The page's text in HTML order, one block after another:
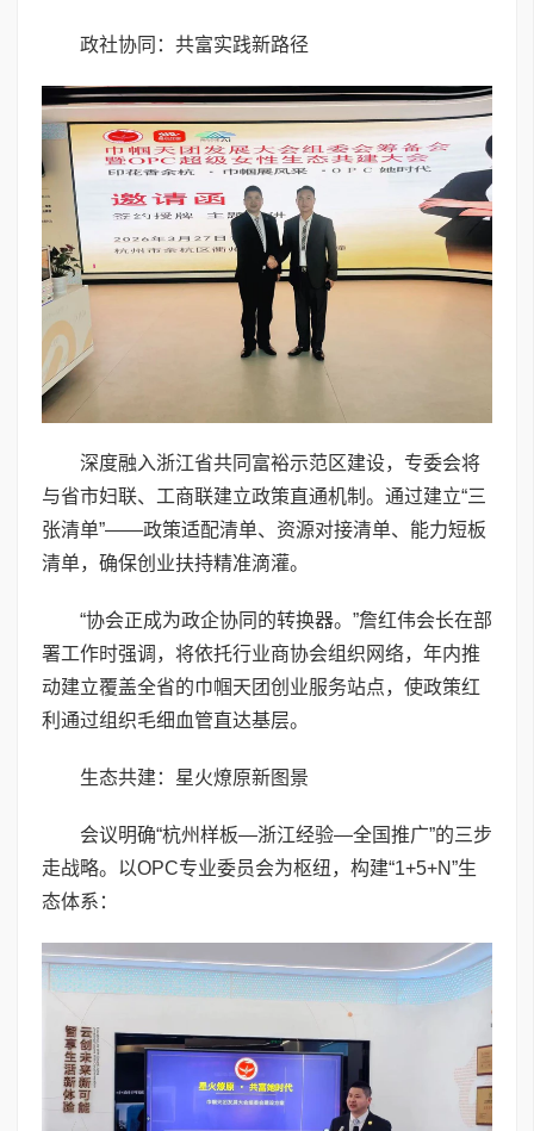
政社协同：共富实践新路径
深度融入浙江省共同富裕示范区建设，专委会将
与省市妇联、工商联建立政策直通机制。通过建立“三
张清单”——政策适配清单、资源对接清单、能力短板
清单，确保创业扶持精准滴灌。
“协会正成为政企协同的转换器。”詹红伟会长在部
署工作时强调，将依托行业商协会组织网络，年内推
动建立覆盖全省的巾帼天团创业服务站点，使政策红
利通过组织毛细血管直达基层。
生态共建：星火燎原新图景
会议明确“杭州样板—浙江经验—全国推广”的三步
走战略。以OPC专业委员会为枢纽，构建“1+5+N”生
态体系：